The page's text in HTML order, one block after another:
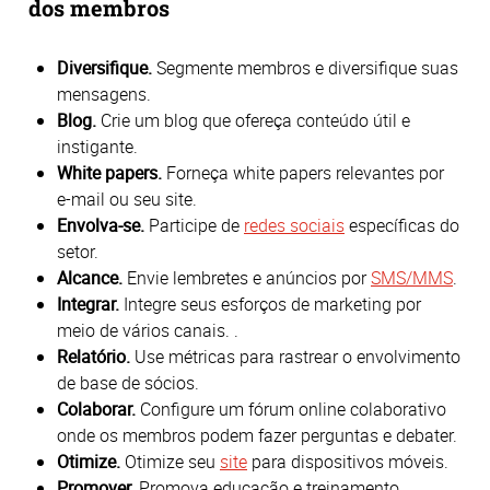
dos membros
Diversifique.Segmente membros e diversifique suas
mensagens.
Blog. Crie um blog que ofereça conteúdo útil e
instigante.
White papers. Forneça white papers relevantes por
e-mail ou seu site.
Envolva-se. Participe de redes sociaisespecíficas do
setor.
Alcance. Envie lembretes e anúncios porSMS/MMS.
Integrar. Integre seus esforços de marketing por
meio de vários canais. .
Relatório. Use métricas para rastrear o envolvimento
de base de sócios.
Colaborar. Configure um fórum online colaborativo
onde os membros podem fazer perguntas e debater.
Otimize. Otimize seu site para dispositivos móveis.